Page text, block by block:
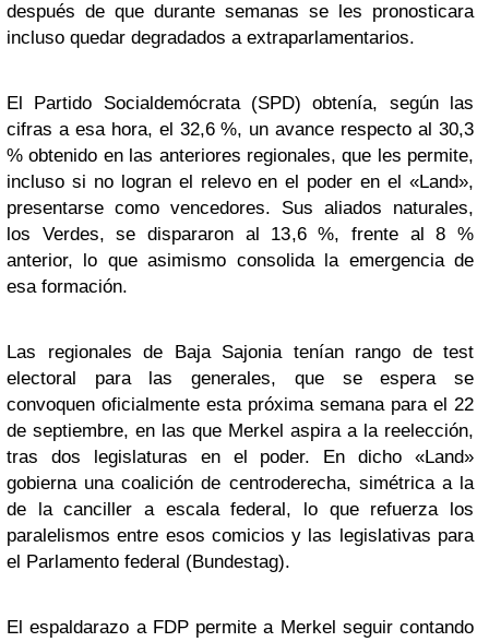
después de que durante semanas se les pronosticara
incluso quedar degradados a extraparlamentarios.
El Partido Socialdemócrata (SPD) obtenía, según las
cifras a esa hora, el 32,6 %, un avance respecto al 30,3
% obtenido en las anteriores regionales, que les permite,
incluso si no logran el relevo en el poder en el «Land»,
presentarse como vencedores. Sus aliados naturales,
los Verdes, se dispararon al 13,6 %, frente al 8 %
anterior, lo que asimismo consolida la emergencia de
esa formación.
Las regionales de Baja Sajonia tenían rango de test
electoral para las generales, que se espera se
convoquen oficialmente esta próxima semana para el 22
de septiembre, en las que Merkel aspira a la reelección,
tras dos legislaturas en el poder. En dicho «Land»
gobierna una coalición de centroderecha, simétrica a la
de la canciller a escala federal, lo que refuerza los
paralelismos entre esos comicios y las legislativas para
el Parlamento federal (Bundestag).
El espaldarazo a FDP permite a Merkel seguir contando